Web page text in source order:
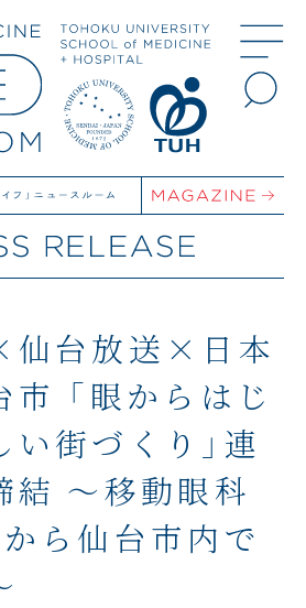
仙台放送×日本
「眼からはじ
街づくり」連
結 ～移動眼科
ら仙台市内で